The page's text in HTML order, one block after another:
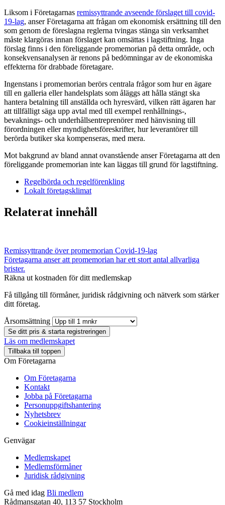
Liksom i Företagarnas remissyttrande avseende förslaget till covid-
19-lag, anser Företagarna att frågan om ekonomisk ersättning till den
som genom de föreslagna reglerna tvingas stänga sin verksamhet
måste klargöras innan förslaget kan omsättas i lagstiftning. Inga
förslag finns i den föreliggande promemorian på detta område, och
konsekvensanalysen är renons på bedömningar av de ekonomiska
effekterna för drabbade företagare.
Ingenstans i promemorian berörs centrala frågor som hur en ägare
till en galleria eller handelsplats som åläggs att hålla stängt ska
hantera betalning till anställda och hyresvärd, vilken rätt ägaren har
att tillfälligt säga upp avtal med till exempel renhållnings-,
bevaknings- och underhållsentreprenörer med hänvisning till
förordningen eller myndighetsföreskrifter, hur leverantörer till
berörda butiker ska kompenseras, med mera.
Mot bakgrund av bland annat ovanstående anser Företagarna att den
föreliggande promemorian inte kan läggas till grund för lagstiftning.
Regelbörda och regelförenkling
Lokalt företagsklimat
Relaterat innehåll
Remissyttrande över promemorian Covid-19-lag
Företagarna anser att promemorian har ett stort antal allvarliga
brister.
Räkna ut kostnaden för ditt medlemskap
Få tillgång till förmåner, juridisk rådgivning och nätverk som stärker
ditt företag.
Årsomsättning
Se ditt pris & starta registreringen
Läs om medlemskapet
Tillbaka till toppen
Om Företagarna
Om Företagarna
Kontakt
Jobba på Företagarna
Personuppgiftshantering
Nyhetsbrev
Cookieinställningar
Genvägar
Medlemskapet
Medlemsförmåner
Juridisk rådgivning
Gå med idag Bli medlem
Rådmansgatan 40, 113 57 Stockholm